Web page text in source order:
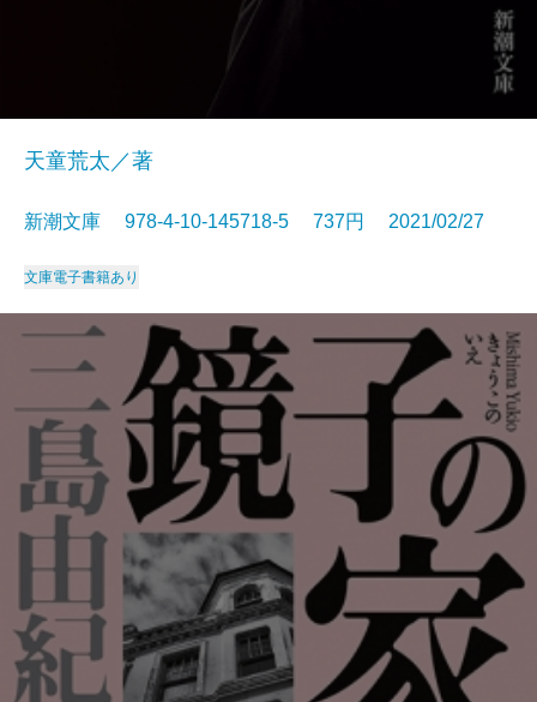
天童荒太／著
新潮文庫 978-4-10-145718-5 737円 2021/02/27
文庫電子書籍あり